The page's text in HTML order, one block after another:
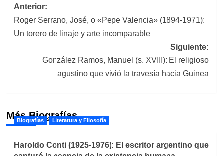
Navegación
de
Anterior:
Roger Serrano, José, o «Pepe Valencia» (1894-1971):
Un torero de linaje y arte incomparable
Siguiente:
González Ramos, Manuel (s. XVIII): El religioso
agustino que vivió la travesía hacia Guinea
Más Biografías
Biografías Literatura y Filosofía
Haroldo Conti (1925-1976): El escritor argentino que